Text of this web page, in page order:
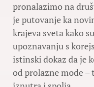
pronalazimo na
je putovanje ka
krajeva sveta kako
upoznavanju s
istinski dokaz da je
od prolazne mode –